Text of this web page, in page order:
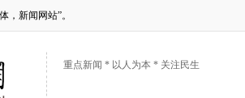
，新闻网站”。
重点新闻 * 以人为本 * 关注民生